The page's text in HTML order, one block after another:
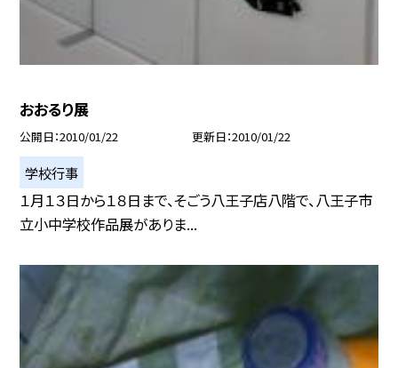
おおるり展
公開日 2010/01/22 更新日 2010/01/22
学校行事
１月１３日から１８日まで、そごう八王子店八階で、八王子市
立小中学校作品展がありま...